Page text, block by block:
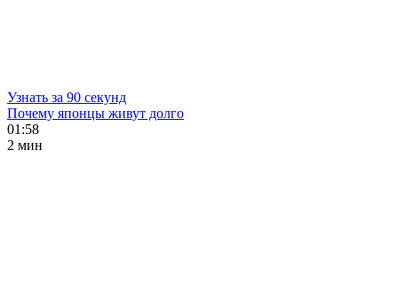
Узнать за 90 секунд
Почему японцы живут долго
01:58
2 мин